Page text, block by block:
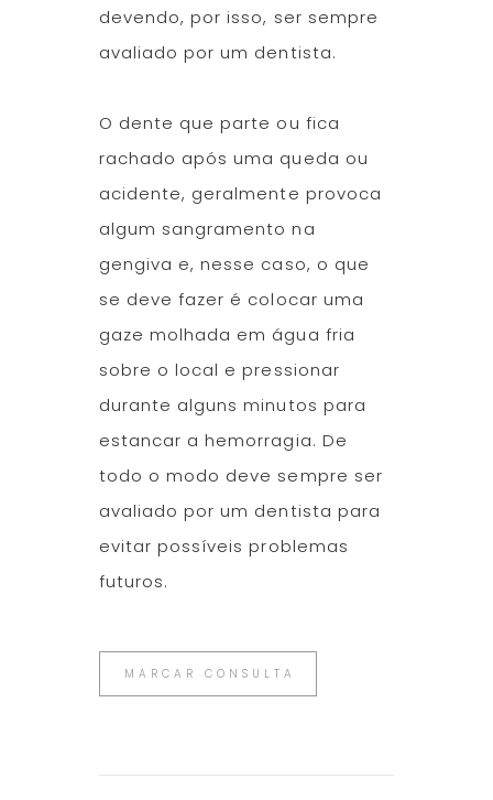
devendo, por isso, ser sempre
avaliado por um dentista.
O dente que parte ou fica
rachado após uma queda ou
acidente, geralmente provoca
algum sangramento na
gengiva e, nesse caso, o que
se deve fazer é colocar uma
gaze molhada em água fria
sobre o local e pressionar
durante alguns minutos para
estancar a hemorragia. De
todo o modo deve sempre ser
avaliado por um dentista para
evitar possíveis problemas
futuros.
MARCAR CONSULTA